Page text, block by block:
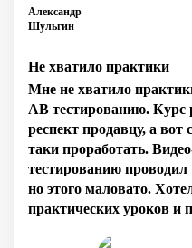
Александр
Шульгин
Не хватило практики
Мне не хватило
АВ тестированию. Курс
респект продавцу, а вот
таки проработать.
тестированию проводил
но этого маловато.
практических уроков и